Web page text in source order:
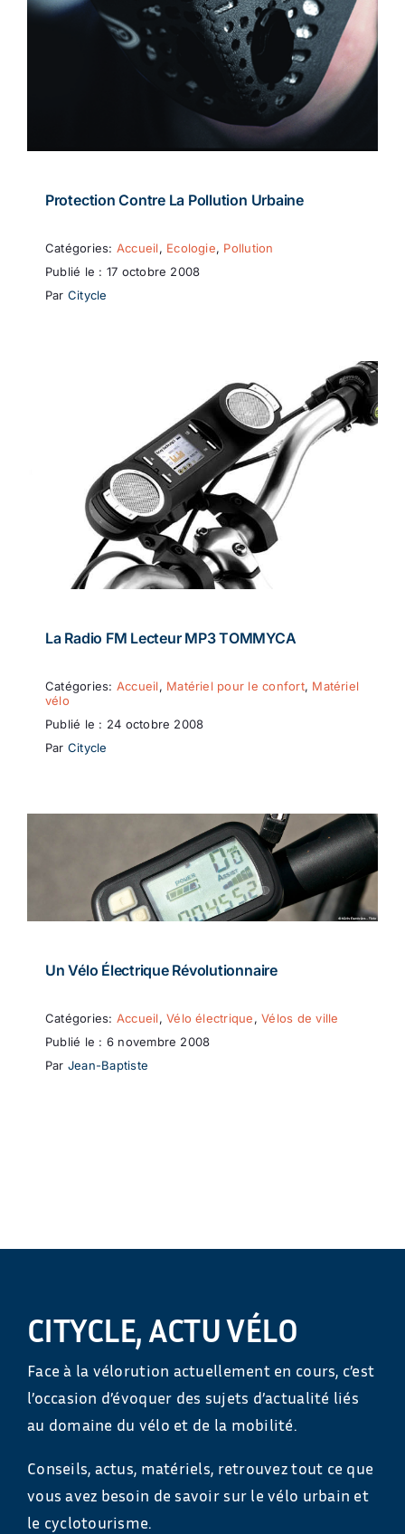
Protection Contre La Pollution Urbaine
Catégories: Accueil, Ecologie, Pollution
Publié le : 17 octobre 2008
Par Citycle
La Radio FM Lecteur MP3 TOMMYCA
Catégories: Accueil, Matériel pour le confort, Matériel
vélo
Publié le : 24 octobre 2008
Par Citycle
Un Vélo Électrique Révolutionnaire
Catégories: Accueil,Vélo électrique,Vélos de ville
Publié le : 6 novembre 2008
Par Jean-Baptiste
CITYCLE, ACTU VÉLO
Face à la vélorution actuellement en cours, c’est
l’occasion d’évoquer des sujets d’actualité liés
au domaine du vélo et de la mobilité.
Conseils, actus, matériels, retrouvez tout ce que
vous avez besoin de savoir sur le vélo urbain et
le cyclotourisme.